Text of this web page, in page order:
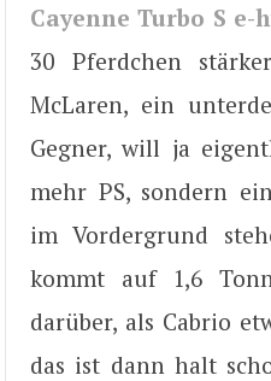
Cayenne Turbo S e-
30 Pferdchen
McLaren, ein
Gegner, will ja
mehr PS, sondern
im Vordergrund
kommt auf 1,6
darüber, als Cabrio
das ist dann halt